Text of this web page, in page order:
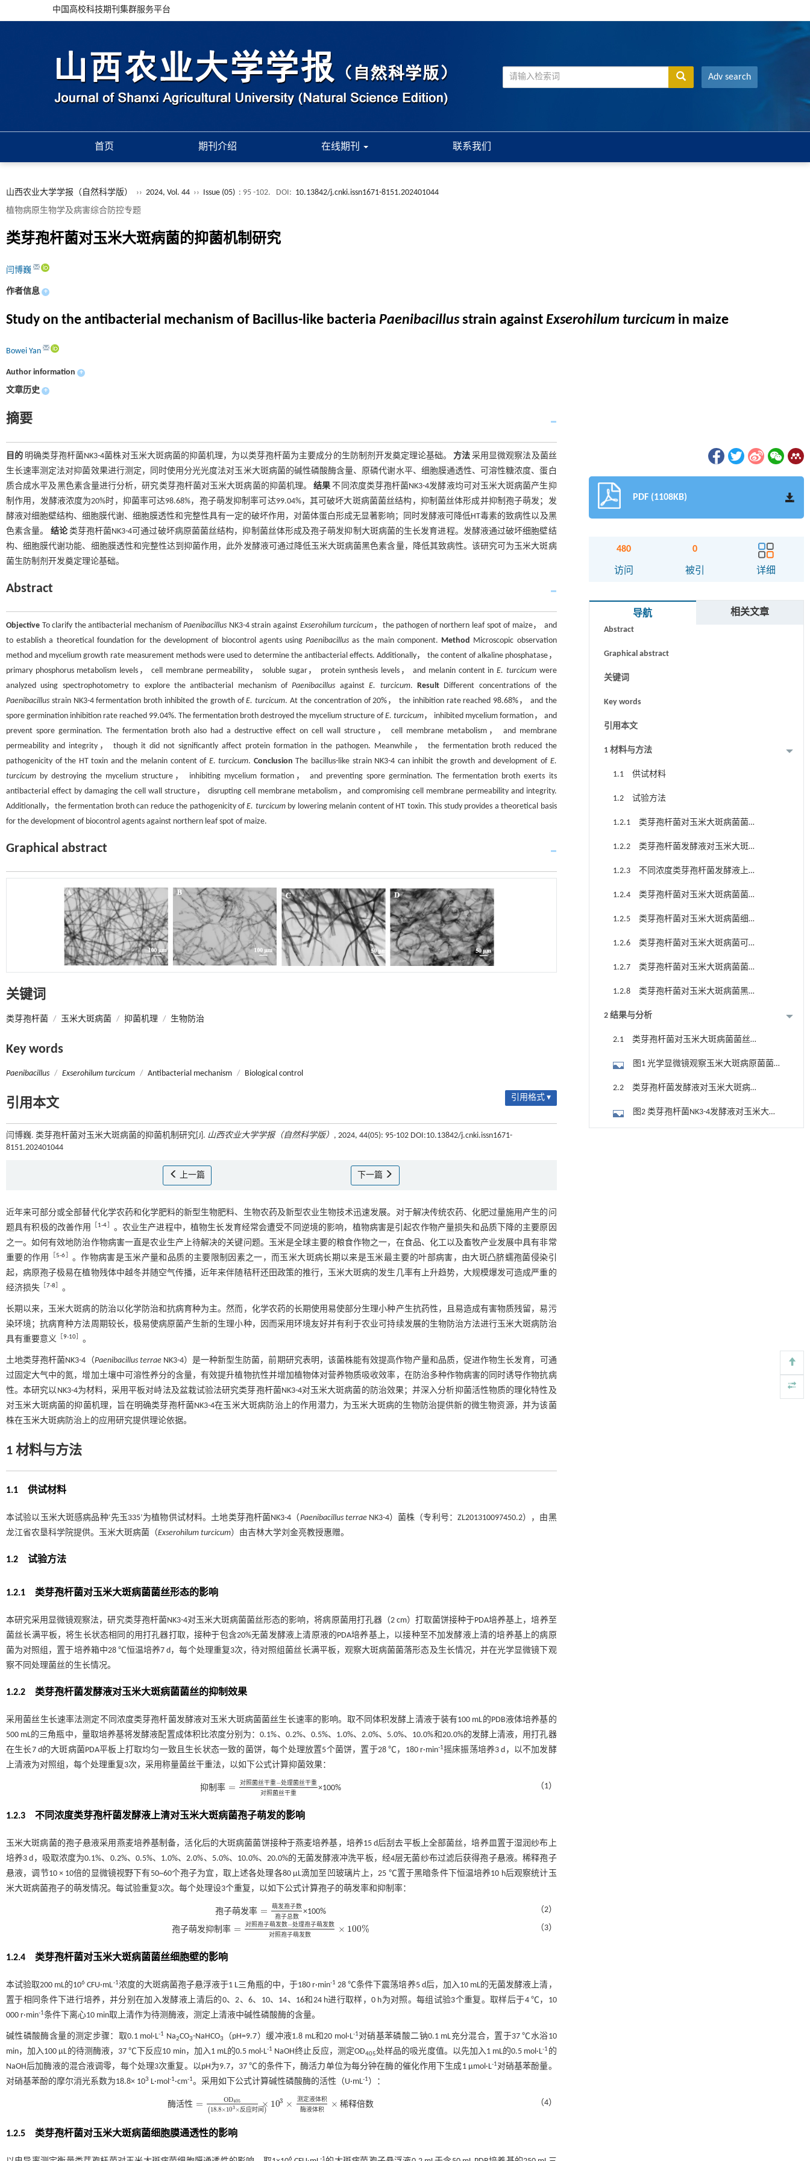
中国高校科技期刊集群服务平台
Adv search
首页 期刊介绍 在线期刊 联系我们
山西农业大学学报（自然科学版） ›› 2024, Vol. 44 ›› Issue (05) : 95 -102. DOI: 10.13842/j.cnki.issn1671-8151.202401044
植物病原生物学及病害综合防控专题
类芽孢杆菌对玉米大斑病菌的抑菌机制研究
闫博巍
作者信息 +
Study on the antibacterial mechanism of Bacillus-like bacteria Paenibacillusstrain against Exserohilum turcicum in maize
Bowei Yan
Author information +
文章历史 +
摘要
目的 明确类芽孢杆菌NK3-4菌株对玉米大斑病菌的抑菌机理，为以类芽孢杆菌为主要成分的生防制剂开发奠定理论基础。方法 采用显微观察法及菌丝
生长速率测定法对抑菌效果进行测定，同时使用分光光度法对玉米大斑病菌的碱性磷酸酶含量、原磷代谢水平、细胞膜通透性、可溶性糖浓度、蛋白
质合成水平及黑色素含量进行分析，研究类芽孢杆菌对玉米大斑病菌的抑菌机理。结果 不同浓度类芽孢杆菌NK3-4发酵液均可对玉米大斑病菌产生抑
制作用，发酵液浓度为20%时，抑菌率可达98.68%，孢子萌发抑制率可达99.04%，其可破坏大斑病菌菌丝结构，抑制菌丝体形成并抑制孢子萌发；发
酵液对细胞壁结构、细胞膜代谢、细胞膜透性和完整性具有一定的破坏作用，对菌体蛋白形成无显著影响；同时发酵液可降低HT毒素的致病性以及黑
色素含量。 结论类芽孢杆菌NK3-4可通过破坏病原菌菌丝结构，抑制菌丝体形成及孢子萌发抑制大斑病菌的生长发育进程。发酵液通过破坏细胞壁结
构、细胞膜代谢功能、细胞膜透性和完整性达到抑菌作用，此外发酵液可通过降低玉米大斑病菌黑色素含量，降低其致病性。该研究可为玉米大斑病
菌生防制剂开发奠定理论基础。
Abstract
Objective To clarify the antibacterial mechanism ofPaenibacillus NK3-4 strain against Exserohilum turcicum ，the pathogen of northern leaf spot of maize， and
to establish a theoretical foundation for the development of biocontrol agents usingPaenibacillus as the main component. Method Microscopic observation
method and mycelium growth rate measurement methods were used to determine the antibacterial effects. Additionally， the content of alkaline phosphatase，
primary phosphorus metabolism levels， cell membrane permeability， soluble sugar， protein synthesis levels， and melanin content inE. turcicumwere
analyzed using spectrophotometry to explore the antibacterial mechanism ofPaenibacillus againstE. turcicum.Result Different concentrations of the
Paenibacillus strain NK3-4 fermentation broth inhibited the growth ofE. turcicum. At the concentration of 20%， the inhibition rate reached 98.68%， and the
spore germination inhibition rate reached 99.04%. The fermentation broth destroyed the mycelium structure ofE. turcicum， inhibited mycelium formation， and
prevent spore germination. The fermentation broth also had a destructive effect on cell wall structure， cell membrane metabolism， and membrane
permeability and integrity， though it did not significantly affect protein formation in the pathogen. Meanwhile， the fermentation broth reduced the
pathogenicity of the HT toxin and the melanin content of E. turcicum. Conclusion The bacillus-like strain NK3-4 can inhibit the growth and development of E.
turcicum by destroying the mycelium structure， inhibiting mycelium formation， and preventing spore germination. The fermentation broth exerts its
antibacterial effect by damaging the cell wall structure， disrupting cell membrane metabolism，and compromising cell membrane permeability and integrity.
Additionally，the fermentation broth can reduce the pathogenicity ofE. turcicumby lowering melanin content of HT toxin. This study provides a theoretical basis
for the development of biocontrol agents against northern leaf spot of maize.
Graphical abstract
关键词
类芽孢杆菌 / 玉米大斑病菌 / 抑菌机理 / 生物防治
Key words
Paenibacillus / Exserohilum turcicum / Antibacterial mechanism / Biological control
引用本文 引用格式 ▾
闫博巍. 类芽孢杆菌对玉米大斑病菌的抑菌机制研究[J]. 山西农业大学学报（自然科学版） , 2024, 44(05): 95-102 DOI:10.13842/j.cnki.issn1671-
8151.202401044
上一篇 下一篇
近年来可部分或全部替代化学农药和化学肥料的新型生物肥料、生物农药及新型农业生物技术迅速发展。对于解决传统农药、化肥过量施用产生的问
题具有积极的改善作用
［1-4］ 。农业生产进程中，植物生长发育经常会遭受不同逆境的影响，植物病害是引起农作物产量损失和品质下降的主要原因
之一。如何有效地防治作物病害一直是农业生产上待解决的关键问题。玉米是全球主要的粮食作物之一，在食品、化工以及畜牧产业发展中具有非常
重要的作用
［5-6］ 。作物病害是玉米产量和品质的主要限制因素之一，而玉米大斑病长期以来是玉米最主要的叶部病害，由大斑凸脐蠕孢菌侵染引
起，病原孢子极易在植物残体中越冬并随空气传播，近年来伴随秸秆还田政策的推行，玉米大斑病的发生几率有上升趋势，大规模爆发可造成严重的
经济损失 ［7-8］ 。
长期以来，玉米大斑病的防治以化学防治和抗病育种为主。然而，化学农药的长期使用易使部分生理小种产生抗药性，且易造成有害物质残留，易污
染环境；抗病育种方法周期较长，极易使病原菌产生新的生理小种，因而采用环境友好并有利于农业可持续发展的生物防治方法进行玉米大斑病防治
具有重要意义 ［9-10］ 。
土地类芽孢杆菌NK3-4（Paenibacillus terraeNK3-4）是一种新型生防菌，前期研究表明，该菌株能有效提高作物产量和品质，促进作物生长发育，可通
过固定大气中的氮，增加土壤中可溶性养分的含量，有效提升植物抗性并增加植物体对营养物质吸收效率，在防治多种作物病害的同时诱导作物抗病
性。本研究以NK3-4为材料，采用平板对峙法及盆栽试验法研究类芽孢杆菌NK3-4对玉米大斑病菌的防治效果；并深入分析抑菌活性物质的理化特性及
对玉米大斑病菌的抑菌机理，旨在明确类芽孢杆菌NK3-4在玉米大斑病防治上的作用潜力，为玉米大斑病的生物防治提供新的微生物资源，并为该菌
株在玉米大斑病防治上的应用研究提供理论依据。
1 材料与方法
1.1 供试材料
本试验以玉米大斑感病品种‘先玉335’为植物供试材料。土地类芽孢杆菌NK3-4（Paenibacillus terraeNK3-4）菌株（专利号：ZL201310097450.2），由黑
龙江省农垦科学院提供。玉米大斑病菌（Exserohilum turcicum）由吉林大学刘金亮教授惠赠。
1.2 试验方法
1.2.1 类芽孢杆菌对玉米大斑病菌菌丝形态的影响
本研究采用显微镜观察法，研究类芽孢杆菌NK3-4对玉米大斑病菌菌丝形态的影响，将病原菌用打孔器（2 cm）打取菌饼接种于PDA培养基上，培养至
菌丝长满平板，将生长状态相同的用打孔器打取，接种于包含20%无菌发酵液上清原液的PDA培养基上，以接种至不加发酵液上清的培养基上的病原
菌为对照组，置于培养箱中28 ℃恒温培养7 d，每个处理重复3次，待对照组菌丝长满平板，观察大斑病菌菌落形态及生长情况，并在光学显微镜下观
察不同处理菌丝的生长情况。
1.2.2 类芽孢杆菌发酵液对玉米大斑病菌菌丝的抑制效果
采用菌丝生长速率法测定不同浓度类芽孢杆菌发酵液对玉米大斑病菌菌丝生长速率的影响。取不同体积发酵上清液于装有100 mL的PDB液体培养基的
500 mL的三角瓶中，量取培养基将发酵液配置成体积比浓度分别为：0.1%、0.2%、0.5%、1.0%、2.0%、5.0%、10.0%和20.0%的发酵上清液，用打孔器
在生长7 d的大斑病菌PDA平板上打取均匀一致且生长状态一致的菌饼，每个处理放置5个菌饼，置于28 ℃，180 r·min-1摇床振荡培养3 d，以不加发酵
上清液为对照组，每个处理重复3次，采用称量菌丝干重法，以如下公式计算抑菌效果：
抑制率 = 对照菌丝干重−处理菌丝干重
对照菌丝干重
抑制率 =对照 菌丝干重-处理 干重对照
×100% （1）
1.2.3 不同浓度类芽孢杆菌发酵液上清对玉米大斑病菌孢子萌发的影响
玉米大斑病菌的孢子悬液采用燕麦培养基制备，活化后的大斑病菌菌饼接种于燕麦培养基，培养15 d后刮去平板上全部菌丝，培养皿置于湿润纱布上
培养3 d，吸取浓度为0.1%、0.2%、0.5%、1.0%、2.0%、5.0%、10.0%、20.0%的无菌发酵液冲洗平板，经4层无菌纱布过滤后获得孢子悬液。稀释孢子
悬液，调节10 × 10倍的显微镜视野下有50~60个孢子为宜，取上述各处理各80 μL滴加至凹玻璃片上，25 ℃置于黑暗条件下恒温培养10 h后观察统计玉
米大斑病菌孢子的萌发情况。每试验重复3次。每个处理设3个重复，以如下公式计算孢子的萌发率和抑制率：
孢子萌发率 = 萌发孢子数
孢子总数
孢子 萌发率 =萌发孢子数孢子总数
×100% （2）
孢子萌发抑制率 = 对照孢子萌发数−处理孢子萌发数
对照孢子萌发数
× 100%
孢子 萌发抑制率 =对照 孢子萌发数-处理 萌发 数对照
（3）
1.2.4 类芽孢杆菌对玉米大斑病菌菌丝细胞壁的影响
本试验取200 mL的106 CFU·mL-1浓度的大斑病菌孢子悬浮液于1 L三角瓶的中，于180 r·min-1 28 ℃条件下震荡培养5 d后，加入10 mL的无菌发酵液上清，
置于相同条件下进行培养，并分别在加入发酵液上清后的0、2、6、10、14、16和24 h进行取样，0 h为对照。每组试验3个重复。取样后于4 ℃，10
000 r·min-1条件下离心10 min取上清作为待测酶液，测定上清液中碱性磷酸酶的含量。
碱性磷酸酶含量的测定步骤：取0.1 mol·L-1 Na2CO3-NaHCO3 （pH=9.7）缓冲液1.8 mL和20 mol·L-1对硝基苯磷酸二钠0.1 mL充分混合，置于37 ℃水浴10
min，加入100 μL的待测酶液，37 ℃下反应10 min，加入1 mL的0.5 mol·L-1 NaOH终止反应，测定OD405处样品的吸光度值。以先加入1 mL的0.5 mol·L-1 的
NaOH后加酶液的混合液调零，每个处理3次重复。以pH为9.7，37 ℃的条件下，酶活力单位为每分钟在酶的催化作用下生成1 μmol·L-1对硝基苯酚量。
对硝基苯酚的摩尔消光系数为18.8× 103 L·mol-1·cm-1。采用如下公式计算碱性磷酸酶的活性（U·mL-1）：
酶活性 = OD405
( 18.8×103×反应时间 )
× 103 × 测定液体积
酶液体积
× 稀释倍数
酶活 性 =O D40518.8×103×反应时间× 103×测定 液体积酶液体积
（4）
1.2.5 类芽孢杆菌对玉米大斑病菌细胞膜通透性的影响
6 -1
PDF (1108KB)
480
访问
0
被引 详细
导航 相关文章
Abstract
Graphical abstract
关键词
Key words
引用本文
1 材料与方法
1.1 供试材料
1.2 试验方法
1.2.1 类芽孢杆菌对玉米大斑病菌菌丝
形态的影响
1.2.2 类芽孢杆菌发酵液对玉米大斑病
菌菌丝的抑制效果
1.2.3 不同浓度类芽孢杆菌发酵液上清
对玉米大斑病菌孢子萌发的影响
1.2.4 类芽孢杆菌对玉米大斑病菌菌丝
细胞壁的影响
1.2.5 类芽孢杆菌对玉米大斑病菌细胞
膜通透性的影响
1.2.6 类芽孢杆菌对玉米大斑病菌可溶
性总糖的影响
1.2.7 类芽孢杆菌对玉米大斑病菌菌丝
蛋白质合成的影响
1.2.8 类芽孢杆菌对玉米大斑病菌黑色
素含量分析
2 结果与分析
2.1 类芽孢杆菌对玉米大斑病菌菌丝形
态的影响分析
图1 光学显微镜观察玉米大斑病原菌菌
丝变化
2.2 类芽孢杆菌发酵液对玉米大斑病菌
菌丝的抑制效果分析
图2 类芽孢杆菌NK3-4发酵液对玉米大斑
病菌菌丝的抑制效果